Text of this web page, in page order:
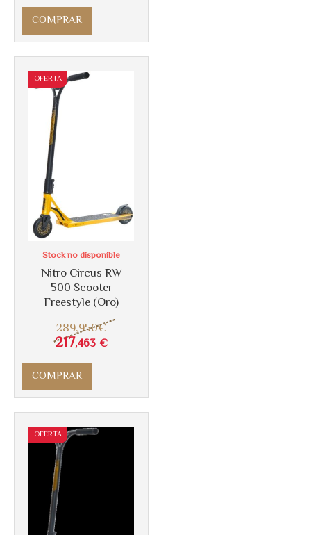
COMPRAR
OFERTA
Nitro Circus RW
500 Scooter
Freestyle (Oro)
289,950€
217,463 €
Stock no disponible
COMPRAR
OFERTA
Más info